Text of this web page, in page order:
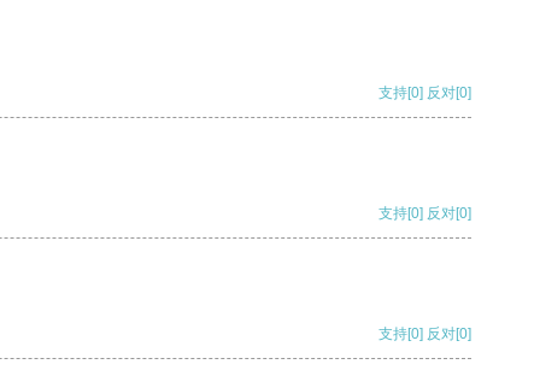
支持[0] 反对[0]
支持[0] 反对[0]
支持[0] 反对[0]